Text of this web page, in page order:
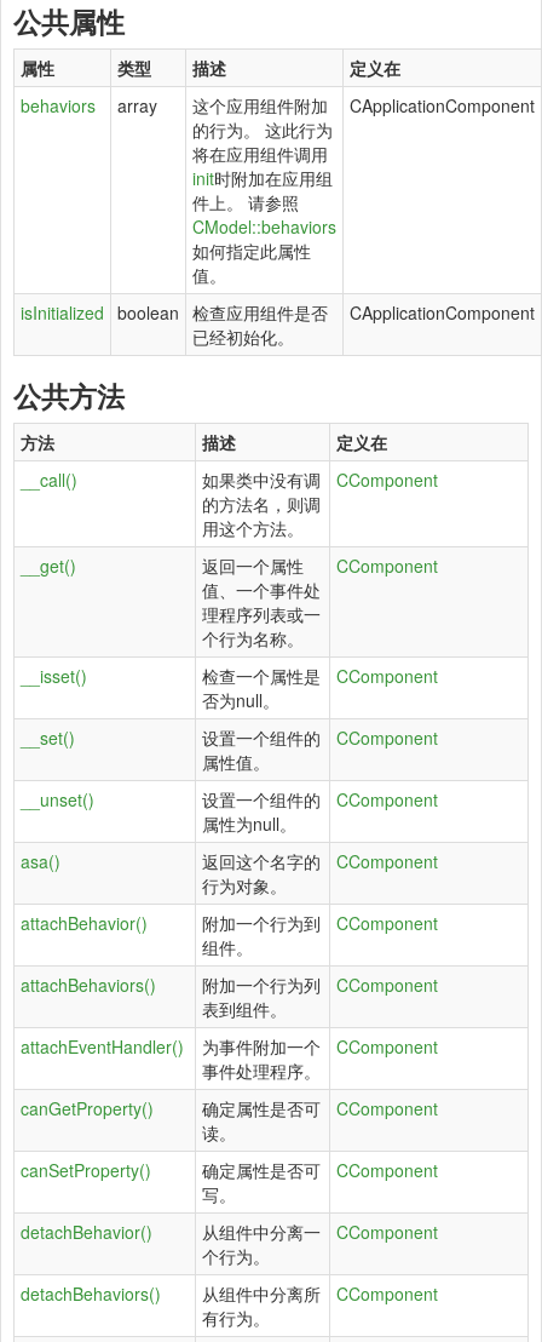
公共属性
属性 类型 描述
定义在
behaviors
array
这个应用组件附加
的行为。 这此行为
将在应用组件调用
init时附加在应用组
件上。 请参照
CModel::behaviors
如何指定此属性
值。
CApplicationComponent
isInitialized boolean 检查应用组件是否
已经初始化。
CApplicationComponent
公共方法
方法 描述
定义在
__call()
如果类中没有调
的方法名，则调
用这个方法。
CComponent
__get()
返回一个属性
值、一个事件处
理程序列表或一
个行为名称。
CComponent
__isset()
检查一个属性是
否为null。
CComponent
__set()
设置一个组件的
属性值。
CComponent
__unset()
设置一个组件的
属性为null。
CComponent
asa()
返回这个名字的
行为对象。
CComponent
attachBehavior()
附加一个行为到
组件。
CComponent
attachBehaviors()
附加一个行为列
表到组件。
CComponent
attachEventHandler()
为事件附加一个
事件处理程序。
CComponent
canGetProperty()
确定属性是否可
读。
CComponent
canSetProperty()
确定属性是否可
写。
CComponent
detachBehavior()
从组件中分离一
个行为。
CComponent
detachBehaviors()
从组件中分离所
有行为。
CComponent